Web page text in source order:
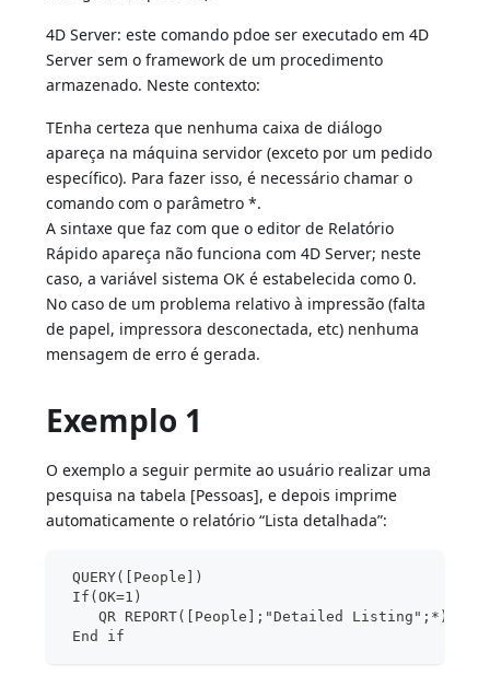
4D Server: este comando pdoe ser executado em 4D
Server sem o framework de um procedimento
armazenado. Neste contexto:
TEnha certeza que nenhuma caixa de diálogo
apareça na máquina servidor (exceto por um pedido
específico). Para fazer isso, é necessário chamar o
comando com o parâmetro *.
A sintaxe que faz com que o editor de Relatório
Rápido apareça não funciona com 4D Server; neste
caso, a variável sistema OK é estabelecida como 0.
No caso de um problema relativo à impressão (falta
de papel, impressora desconectada, etc) nenhuma
mensagem de erro é gerada.
Exemplo 1
O exemplo a seguir permite ao usuário realizar uma
pesquisa na tabela [Pessoas], e depois imprime
automaticamente o relatório “Lista detalhada”:
QUERY([People])
If(OK=1)
QR REPORT([People];"Detailed Listing";*)
End if